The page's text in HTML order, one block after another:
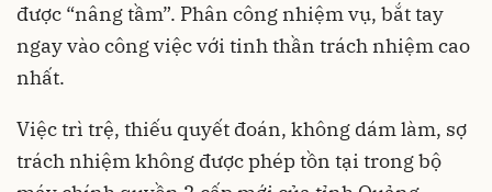
được “nâng tầm”. Phân công nhiệm vụ, bắt tay
ngay vào công việc với tinh thần trách nhiệm cao
nhất.
Việc trì trệ, thiếu quyết đoán, không dám làm, sợ
trách nhiệm không được phép tồn tại trong bộ